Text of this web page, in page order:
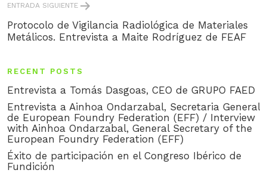
ENTRADA SIGUIENTE
Protocolo de Vigilancia Radiológica de Materiales
Metálicos. Entrevista a Maite Rodríguez de FEAF
RECENT POSTS
Entrevista a Tomás Dasgoas, CEO de GRUPO FAED
Entrevista a Ainhoa Ondarzabal, Secretaria General
de European Foundry Federation (EFF) / Interview
with Ainhoa Ondarzabal, General Secretary of the
European Foundry Federation (EFF)
Éxito de participación en el Congreso Ibérico de
Fundición